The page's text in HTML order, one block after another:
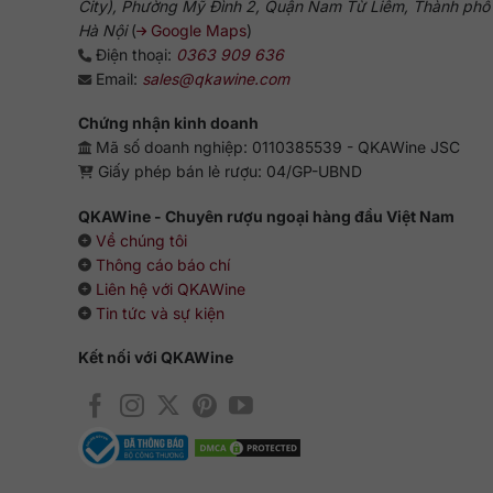
City), Phường Mỹ Đình 2, Quận Nam Từ Liêm, Thành phố
Hà Nội( Google Maps)
Điện thoại: 0363 909 636
Email: sales@qkawine.com
Chứng nhận kinh doanh
Mã số doanh nghiệp: 0110385539 - QKAWine JSC
Giấy phép bán lẻ rượu: 04/GP-UBND
QKAWine - Chuyên rượu ngoại hàng đầu Việt Nam
Về chúng tôi
Thông cáo báo chí
Liên hệ với QKAWine
Tin tức và sự kiện
Kết nối với QKAWine